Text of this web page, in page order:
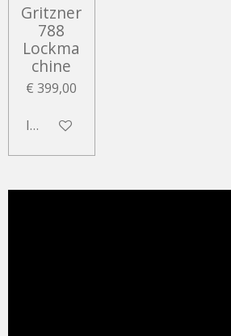
Gritzner
788
Lockma
chine
€ 399,00
In winkelwagen